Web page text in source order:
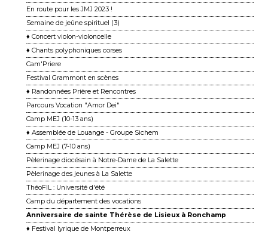
En route pour les JMJ 2023 !
Semaine de jeûne spirituel (3)
♦ Concert violon-violoncelle
♦ Chants polyphoniques corses
Cam'Priere
Festival Grammont en scènes
♦ Randonnées Prière et Rencontres
Parcours Vocation "Amor Dei"
Camp MEJ (10-13 ans)
♦ Assemblée de Louange - Groupe Sichem
Camp MEJ (7-10 ans)
Pèlerinage diocésain à Notre-Dame de La Salette
Pèlerinage des jeunes à La Salette
ThéoFIL : Université d'été
Camp du département des vocations
Anniversaire de sainte Thérèse de Lisieux à Ronchamp
♦ Festival lyrique de Montperreux